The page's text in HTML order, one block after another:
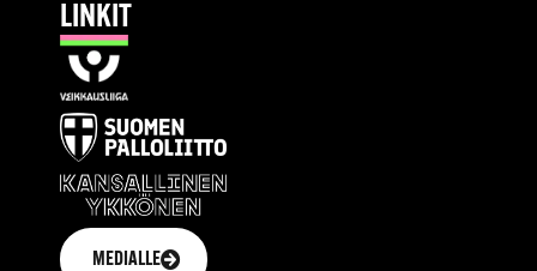
LINKIT
MEDIALLE